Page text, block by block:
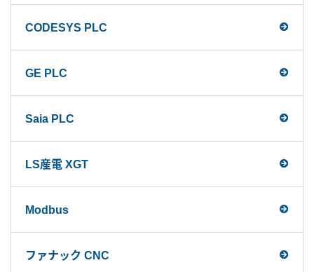
CODESYS PLC
GE PLC
Saia PLC
LS産電 XGT
Modbus
ファナック CNC